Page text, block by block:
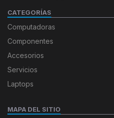
CATEGORÍAS
Computadoras
Componentes
Accesorios
Servicios
Laptops
MAPA DEL SITIO